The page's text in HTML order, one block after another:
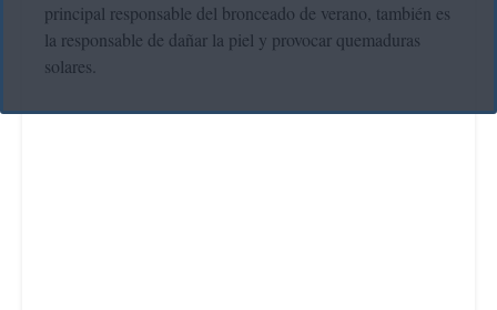
principal responsable del bronceado de verano, también es
la responsable de dañar la piel y provocar quemaduras
solares.